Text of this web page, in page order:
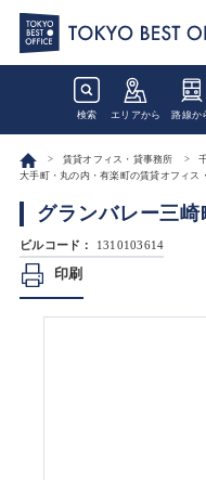
検索 エリアから 路線か
賃貸オフィス・貸事務所
大手町・丸の内・有楽町の賃貸オフィス
グランバレー三崎
ビルコード： 1310103614
印刷